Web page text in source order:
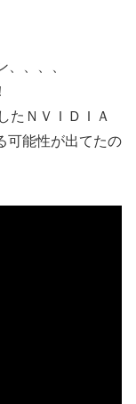
、、、、
たＮＶＩＤＩＡ
可能性が出てたの